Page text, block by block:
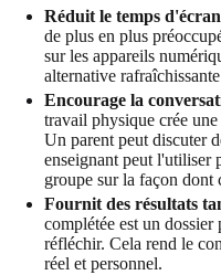
Réduit le temps
de plus en plus
sur les appareils
alternative
Encourage la
travail physique crée
Un parent peut discuter
enseignant peut l'utiliser
groupe sur la façon dont
Fournit des résultats
complétée est un
réfléchir. Cela rend le
réel et personnel.